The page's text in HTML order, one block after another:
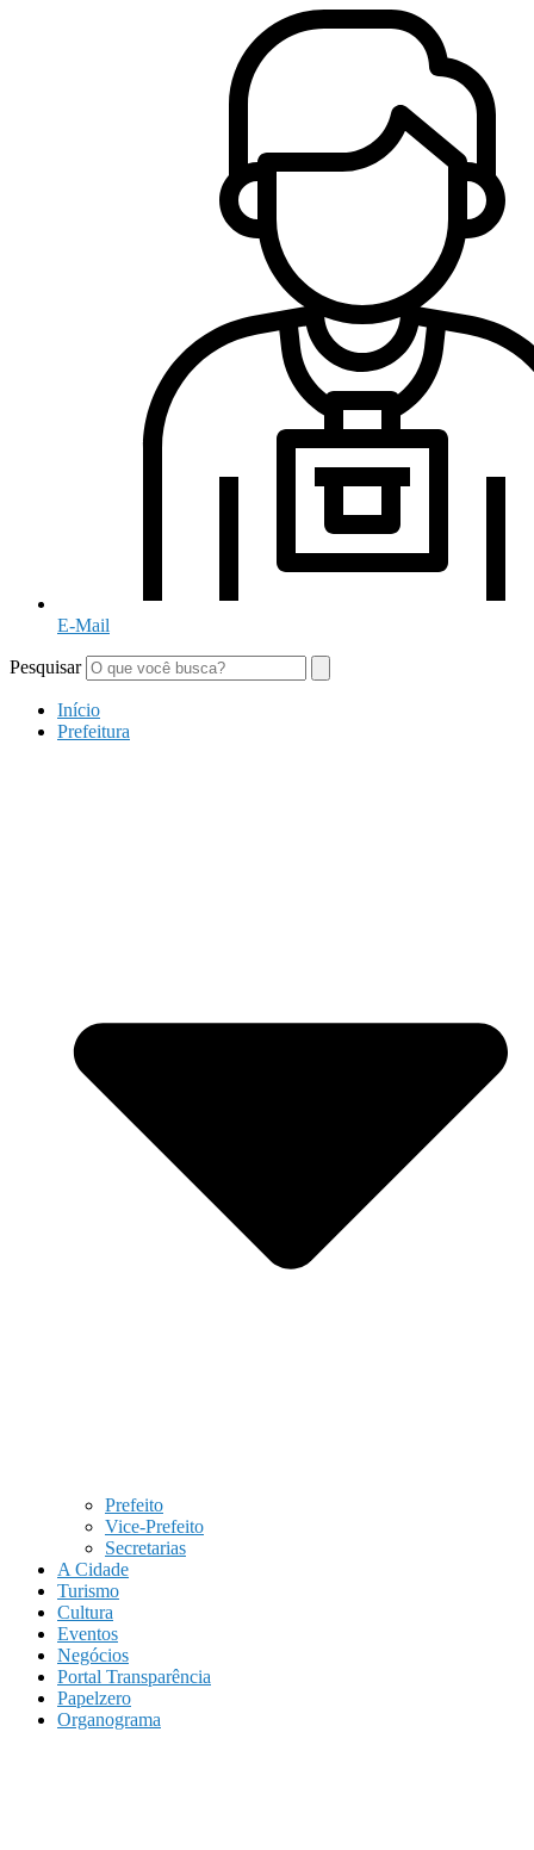
E-Mail
Pesquisar
Início
Prefeitura
Prefeito
Vice-Prefeito
Secretarias
A Cidade
Turismo
Cultura
Eventos
Negócios
Portal Transparência
Papelzero
Organograma